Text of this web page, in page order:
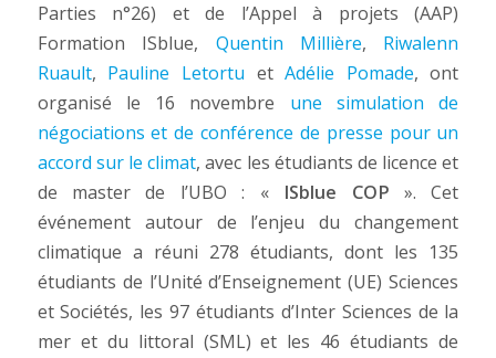
Parties n°26) et de l’Appel à projets (AAP)
Formation ISblue, Quentin Millière, Riwalenn
Ruault, Pauline Letortu etAdélie Pomade, ont
organisé le 16 novembre une simulation de
négociations et de conférence de presse pour un
accord sur le climat, avec les étudiants de licence et
de master de l’UBO : « ISblue COP ». Cet
événement autour de l’enjeu du changement
climatique a réuni 278 étudiants, dont les 135
étudiants de l’Unité d’Enseignement (UE) Sciences
et Sociétés, les 97 étudiants d’Inter Sciences de la
mer et du littoral (SML) et les 46 étudiants de